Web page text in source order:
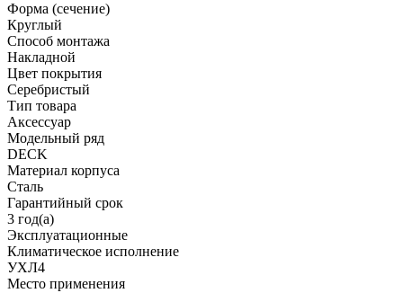
Форма (сечение)
Круглый
Способ монтажа
Накладной
Цвет покрытия
Серебристый
Тип товара
Аксессуар
Модельный ряд
DECK
Материал корпуса
Сталь
Гарантийный срок
3 год(а)
Эксплуатационные
Климатическое исполнение
УХЛ4
Место применения